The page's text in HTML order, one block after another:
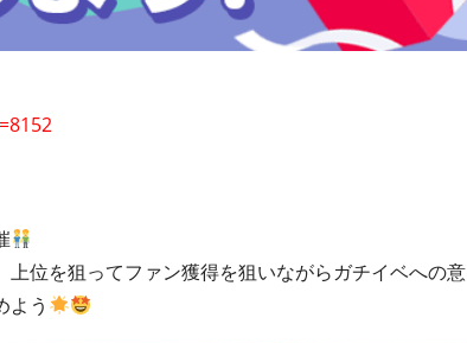
位を狙ってファン獲得を狙いながらガチイベへの意
よう